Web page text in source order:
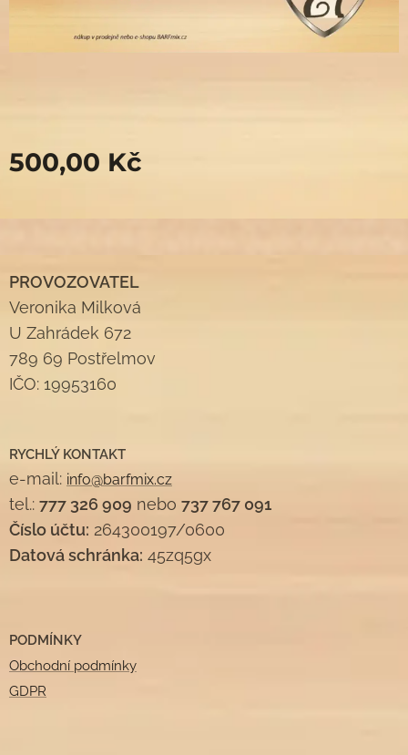
500,00 Kč
PROVOZOVATEL
Veronika Milková
U Zahrádek 672
789 69 Postřelmov
IČO: 19953160
RYCHLÝ KONTAKT
e-mail: info@barfmix.cz
tel.: 777 326 909 nebo 737 767 091
Číslo účtu: 264300197/0600
Datová schránka: 45zq5gx
PODMÍNKY
Obchodní podmínky
GDPR